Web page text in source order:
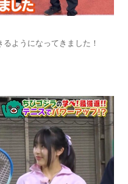
ようになってきました！